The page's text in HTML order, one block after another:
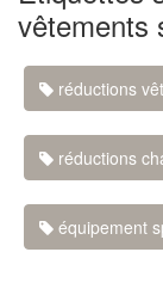
vêtements
réductions
réductions
équipement